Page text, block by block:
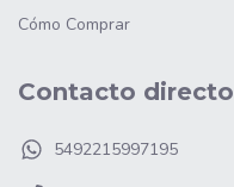
Cómo Comprar
Contacto directo
5492215997195